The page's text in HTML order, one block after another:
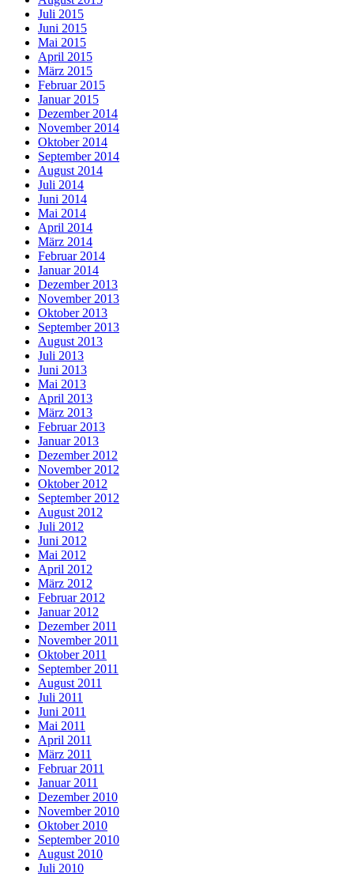
Juli 2015
Juni 2015
Mai 2015
April 2015
März 2015
Februar 2015
Januar 2015
Dezember 2014
November 2014
Oktober 2014
September 2014
August 2014
Juli 2014
Juni 2014
Mai 2014
April 2014
März 2014
Februar 2014
Januar 2014
Dezember 2013
November 2013
Oktober 2013
September 2013
August 2013
Juli 2013
Juni 2013
Mai 2013
April 2013
März 2013
Februar 2013
Januar 2013
Dezember 2012
November 2012
Oktober 2012
September 2012
August 2012
Juli 2012
Juni 2012
Mai 2012
April 2012
März 2012
Februar 2012
Januar 2012
Dezember 2011
November 2011
Oktober 2011
September 2011
August 2011
Juli 2011
Juni 2011
Mai 2011
April 2011
März 2011
Februar 2011
Januar 2011
Dezember 2010
November 2010
Oktober 2010
September 2010
August 2010
Juli 2010